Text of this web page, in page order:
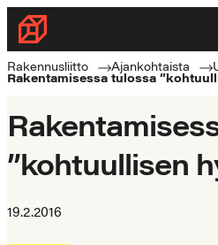
Siirry
suoraan
sisältöön
Rakennusliitto
Rakennusalan
ammattilaisten
Rakennusliitto Ajankohtaista
Rakentamisessa tulossa
”kohtuullisen
19.2.2016